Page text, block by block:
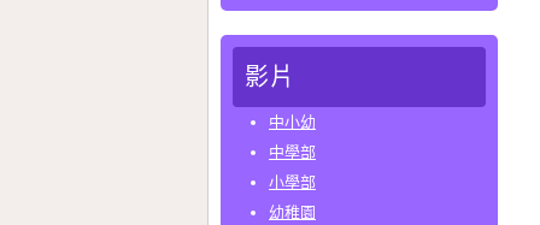
影片
中小幼
中學部
小學部
幼稚園